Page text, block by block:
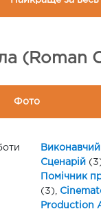
(Roman
Фото
Сценарій
Помічник
(3),
Production